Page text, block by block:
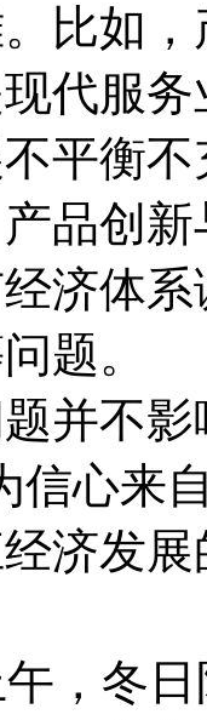
比如
代服
平衡
品创
济体
题。
不影
信心来
发展
冬日